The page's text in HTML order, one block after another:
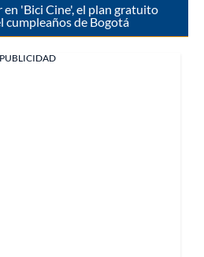
'Bici Cine', el plan gratuito
cumpleaños de Bogotá
PUBLICIDAD